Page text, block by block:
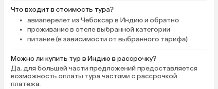
Что входит в стоимость тура?
авиаперелет из Чебоксар в Индию и обратно
проживание в отеле выбранной категории
питание (в зависимости от выбранного тарифа)
Можно ли купить тур в Индию в рассрочку?
Да, для большей части предложений предоставляется
возможность оплаты тура частями с рассрочкой
платежа.